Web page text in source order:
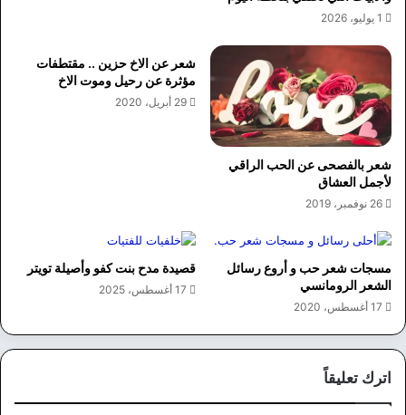
1 يوليو، 2026
شعر بالفصحى عن الحب الراقي
لأجمل العشاق
26 نوفمبر، 2019
شعر عن الاخ حزين .. مقتطفات
مؤثرة عن رحيل وموت الاخ
29 أبريل، 2020
مسجات شعر حب و أروع رسائل
الشعر الرومانسي
17 أغسطس، 2020
قصيدة مدح بنت كفو وأصيلة تويتر
17 أغسطس، 2025
اترك تعليقاً